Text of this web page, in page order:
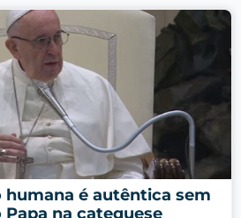
humana é autêntica sem
na catequese